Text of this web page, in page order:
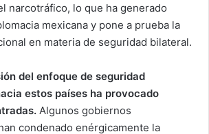
narcotráfico, lo que ha generado
mexicana y pone a prueba la
en materia de seguridad bilateral.
del enfoque de seguridad
estos países ha provocado
Algunos gobiernos
condenado enérgicamente la